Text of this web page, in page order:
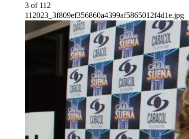
3 of 112
112023_3f809ef356860a4399af5865012f4d1e.jpg